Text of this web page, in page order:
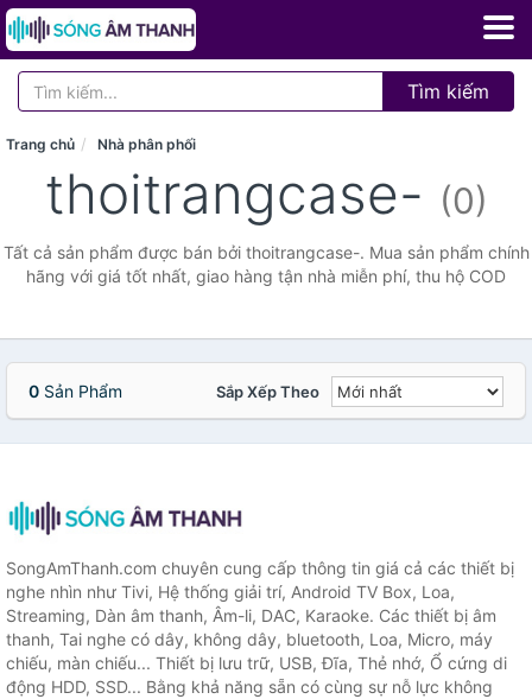
Tìm kiếm
Trang chủ Nhà phân phối
thoitrangcase- (0)
Tất cả sản phẩm được bán bởi thoitrangcase-. Mua sản phẩm chính
hãng với giá tốt nhất, giao hàng tận nhà miễn phí, thu hộ COD
0 Sản Phẩm Sắp Xếp Theo
SongAmThanh.com chuyên cung cấp thông tin giá cả các thiết bị
nghe nhìn như Tivi, Hệ thống giải trí, Android TV Box, Loa,
Streaming, Dàn âm thanh, Âm-li, DAC, Karaoke. Các thiết bị âm
thanh, Tai nghe có dây, không dây, bluetooth, Loa, Micro, máy
chiếu, màn chiếu... Thiết bị lưu trữ, USB, Đĩa, Thẻ nhớ, Ổ cứng di
động HDD, SSD... Bằng khả năng sẵn có cùng sự nỗ lực không